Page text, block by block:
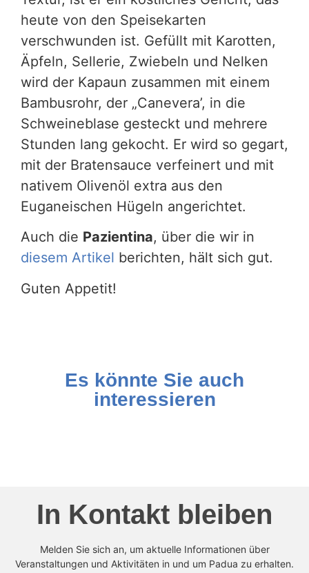
heute von den Speisekarten
verschwunden ist. Gefüllt mit Karotten,
Äpfeln, Sellerie, Zwiebeln und Nelken
wird der Kapaun zusammen mit einem
Bambusrohr, der „Canevera’, in die
Schweineblase gesteckt und mehrere
Stunden lang gekocht. Er wird so gegart,
mit der Bratensauce verfeinert und mit
nativem Olivenöl extra aus den
Euganeischen Hügeln angerichtet.
Auch die Pazientina, über die wir in
diesem Artikel berichten, hält sich gut.
Guten Appetit!
Es könnte Sie auch
interessieren
In Kontakt bleiben
Melden Sie sich an, um aktuelle Informationen über
Veranstaltungen und Aktivitäten in und um Padua zu erhalten.